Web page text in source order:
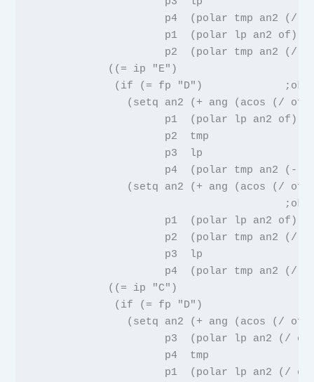
                     p4
( polar tmp an2 ( /
p1
( polar lp an2 of )
p2
( polar tmp an2 ( /
            ((
= ip "E" )
             (
if ( = fp "D" )
;ok2
( setq an2 ( + ang ( acos ( / of
p1
( polar lp an2 of )
p2  tmp
                     p3  lp
                     p4
( polar tmp an2 ( -
               (
setq an2 ( + ang ( acos ( / of
;ok2
p1
( polar lp an2 of )
p2
( polar tmp an2 ( /
p3  lp
                     p4
( polar tmp an2 ( /
            ((
= ip "C" )
             (
if ( = fp "D" )
               (
setq an2 ( + ang ( acos ( / of
p3
( polar lp an2 ( /
of
p4  tmp
                     p1
( polar lp an2 ( /
of